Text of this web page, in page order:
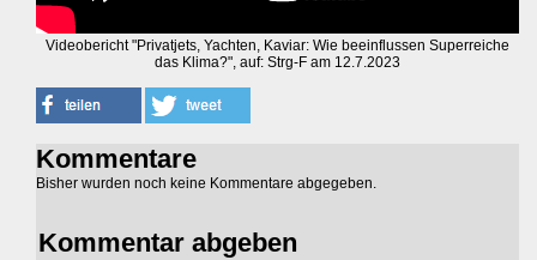
Videobericht "Privatjets, Yachten, Kaviar: Wie beeinflussen Superreiche
das Klima?", auf: Strg-F am 12.7.2023
Kommentare
Bisher wurden noch keine Kommentare abgegeben.
Kommentar abgeben